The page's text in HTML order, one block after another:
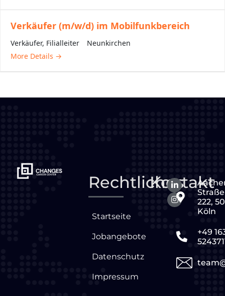
Verkäufer (m/w/d) im Mobilfunkbereich
Verkäufer Filialleiter
Neunkirchen
More Details
Rechtliches
Startseite
Jobangebote
Datenschutz
Impressum
Kontakt
Straße
222,
Köln
+49